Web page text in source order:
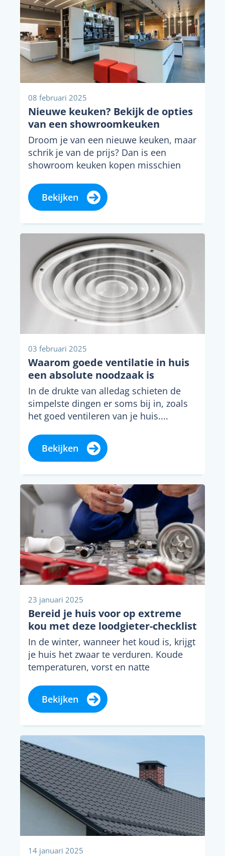
08 februari 2025
Nieuwe keuken? Bekijk de opties
van een showroomkeuken
Droom je van een nieuwe keuken, maar
schrik je van de prijs? Dan is een
showroom keuken kopen misschien
Bekijken
03 februari 2025
Waarom goede ventilatie in huis
een absolute noodzaak is
In de drukte van alledag schieten de
simpelste dingen er soms bij in, zoals
het goed ventileren van je huis....
Bekijken
23 januari 2025
Bereid je huis voor op extreme
kou met deze loodgieter-checklist
In de winter, wanneer het koud is, krijgt
je huis het zwaar te verduren. Koude
temperaturen, vorst en natte
Bekijken
14 januari 2025